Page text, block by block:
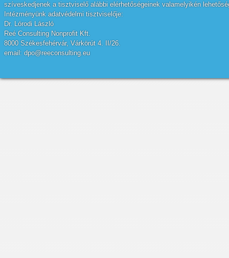
szíveskedjenek a tisztviselő alábbi elérhetőségeinek valamelyikén
Intézményünk adatvédelmi tisztviselője:
Dr. Lórodi László
Reé Consulting Nonprofit Kft.
8000 Székesfehérvár, Várkörút 4. II/26.
email: dpo@reeconsulting.eu